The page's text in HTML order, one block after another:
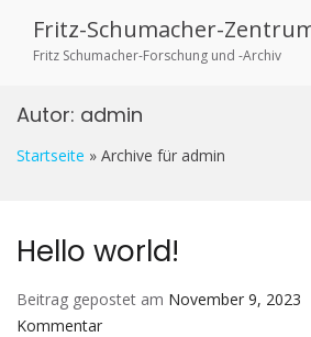
Inhalt
springen
Fritz-Schumacher-
Fritz Schumacher-Forschung und -Archiv
Autor: admin
Startseite » Archive für admin
Hello world!
Beitrag gepostet am November 9, 2023
Kommentarzu